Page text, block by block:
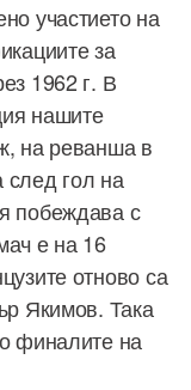
участието на
за
1962 г. В
нашите
на реванша в
гол на
побеждава с
е на 16
отново са
Якимов. Така
финалите на